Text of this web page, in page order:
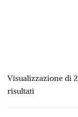
Visualizzazione di 2
risultati